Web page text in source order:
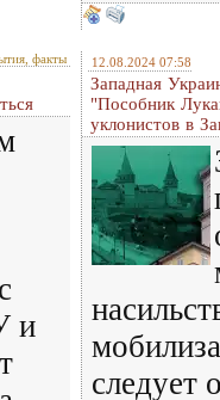
факты
и
12.08.2024 07:58
Западная
"Пособник
уклонистов в
следует